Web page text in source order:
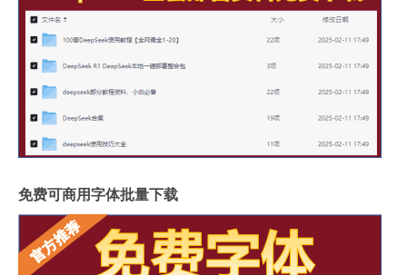
免费可商用字体批量下载